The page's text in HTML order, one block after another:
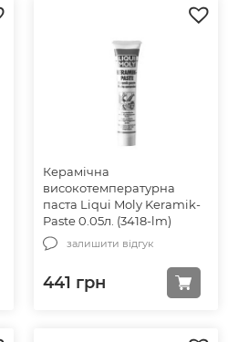
Керамічна
високотемпературна
паста Liqui Moly Keramik-
Paste 0.05л. (3418-lm)
залишити відгук
441 грн